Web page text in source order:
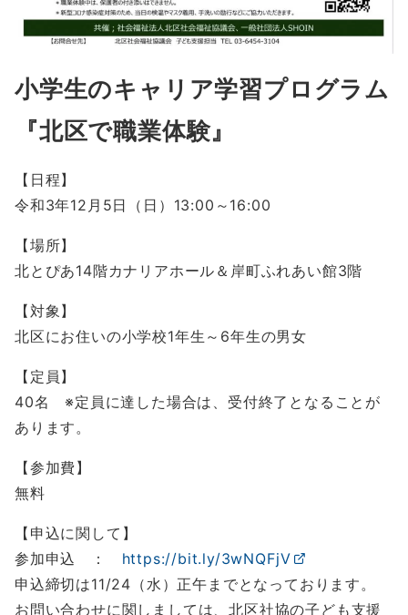
小学生のキャリア学習プログラム
『北区で職業体験』
【日程】
令和3年12月5日（日）13:00～16:00
【場所】
北とぴあ14階カナリアホール＆岸町ふれあい館3階
【対象】
北区にお住いの小学校1年生～6年生の男女
【定員】
40名 ※定員に達した場合は、受付終了となることが
あります。
【参加費】
無料
【申込に関して】
参加申込 ： https://bit.ly/3wNQFjV
申込締切は11/24（水）正午までとなっております。
お問い合わせに関しましては、北区社協の子ども支援